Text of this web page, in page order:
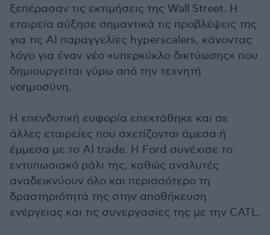
ξεπέρασαν τις εκτιμήσεις της Wall Street. Η
εταιρεία αύξησε σημαντικά τις προβλέψεις της
για τις AI παραγγελίες hyperscalers, κάνοντας
λόγο για έναν νέο «υπερκύκλο δικτύωσης» που
δημιουργείται γύρω από την τεχνητή
νοημοσύνη.
Η επενδυτική ευφορία επεκτάθηκε και σε
άλλες εταιρείες που σχετίζονται άμεσα ή
έμμεσα με το AI trade. Η Ford συνέχισε το
εντυπωσιακό ράλι της, καθώς αναλυτές
αναδεικνύουν όλο και περισσότερο τη
δραστηριότητά της στην αποθήκευση
ενέργειας και τις συνεργασίες της με την CATL.